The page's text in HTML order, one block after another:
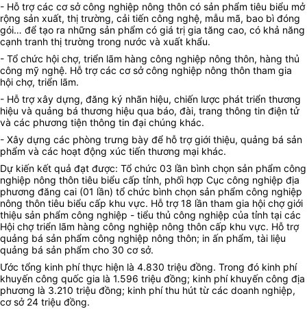
- Hỗ trợ các cơ sở công nghiệp nông thôn có sản phẩm tiêu biểu mở
rộng sản xuất, thị trường, cải tiến công nghệ, mẫu mã, bao bì đóng
gói… để tạo ra những sản phẩm có giá trị gia tăng cao, có khả năng
cạnh tranh thị trường trong nước và xuất khẩu.
- Tổ chức hội chợ, triển lãm hàng công nghiệp nông thôn, hàng thủ
công mỹ nghệ. Hỗ trợ các cơ sở công nghiệp nông thôn tham gia
hội chợ, triển lãm.
- Hỗ trợ xây dựng, đăng ký nhãn hiệu, chiến lược phát triển thương
hiệu và quảng bá thương hiệu qua báo, đài, trang thông tin điện tử
và các phương tiện thông tin đại chúng khác.
- Xây dựng các phòng trưng bày để hỗ trợ giới thiệu, quảng bá sản
phẩm và các hoạt động xúc tiến thương mại khác.
Dự kiến kết quả đạt được: Tổ chức 03 lần bình chọn sản phẩm công
nghiệp nông thôn tiêu biểu cấp tỉnh, phối hợp Cục công nghiệp địa
phương đăng cai (01 lần) tổ chức bình chọn sản phẩm công nghiệp
nông thôn tiêu biểu cấp khu vực. Hỗ trợ 18 lần tham gia hội chợ giới
thiệu sản phẩm công nghiệp - tiểu thủ công nghiệp của tỉnh tại các
Hội chợ triển lãm hàng công nghiệp nông thôn cấp khu vực. Hỗ trợ
quảng bá sản phẩm công nghiệp nông thôn; in ấn phẩm, tài liệu
quảng bá sản phẩm cho 30 cơ sở.
Ước tổng kinh phí thực hiện là 4.830 triệu đồng. Trong đó kinh phí
khuyến công quốc gia là 1.596 triệu đồng; kinh phí khuyến công địa
phương là 3.210 triệu đồng; kinh phí thu hút từ các doanh nghiệp,
cơ sở 24 triệu đồng.